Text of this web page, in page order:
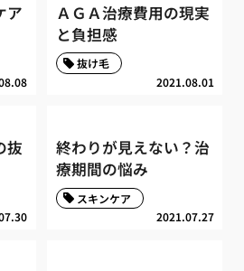
ア
ＡＧＡ治療費用の現実
と負担感
2021.08.01
抜け毛
抜
終わりが見えない？治
療期間の悩み
2021.07.27
スキンケア